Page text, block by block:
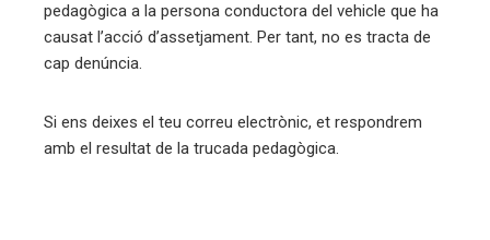
pedagògica a la persona conductora del vehicle que ha
causat l’acció d’assetjament. Per tant, no es tracta de
cap denúncia.
Si ens deixes el teu correu electrònic, et respondrem
amb el resultat de la trucada pedagògica.